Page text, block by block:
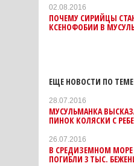
02.08.2016
ПОЧЕМУ СИРИЙЦЫ
КСЕНОФОБИИ В
ЕЩЕ НОВОСТИ ПО ТЕМЕ
28.07.2016
МУСУЛЬМАНКА
ПИНОК КОЛЯСКИ С
26.07.2016
В СРЕДИЗЕМНОМ МОРЕ
ПОГИБЛИ 3 ТЫС.